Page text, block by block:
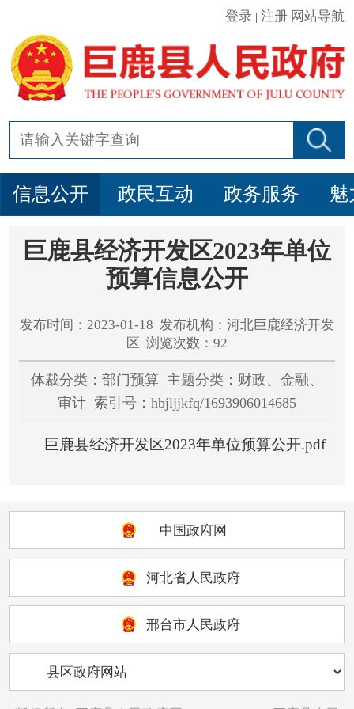
登录 |注册 网站导航
信息公开 政民互动 政务服务 魅
巨鹿县经济开发区2023年单位
预算信息公开
发布时间：2023-01-18 发布机构：河北巨鹿经济开发
区 浏览次数：92
体裁分类：部门预算 主题分类：财政、金融、
审计 索引号：hbjljjkfq/1693906014685
巨鹿县经济开发区2023年单位预算公开.pdf
中国政府网
河北省人民政府
邢台市人民政府